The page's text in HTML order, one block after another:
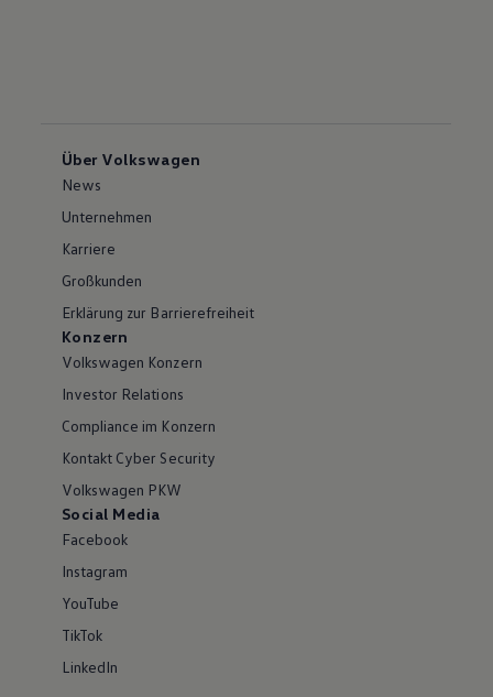
Über Volkswagen
News
Unternehmen
Karriere
Großkunden
Erklärung zur Barrierefreiheit
Konzern
Volkswagen Konzern
Investor Relations
Compliance im Konzern
Kontakt Cyber Security
Volkswagen PKW
Social Media
Facebook
Instagram
YouTube
TikTok
LinkedIn